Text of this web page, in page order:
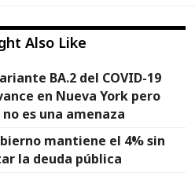
Also Like
BA.2 del COVID-19
en Nueva York pero
es una amenaza
mantiene el 4% sin
la deuda pública